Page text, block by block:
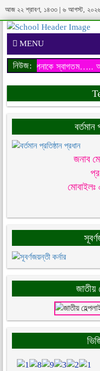
আজ ২২ শ্রাবণ, ১৪৩৩ ৬ আগস্ট,
MENU
নিউজ:
সাইটে আপনাকে স্বাগতম…..
বর্তমান
জনাব
জাতীয়